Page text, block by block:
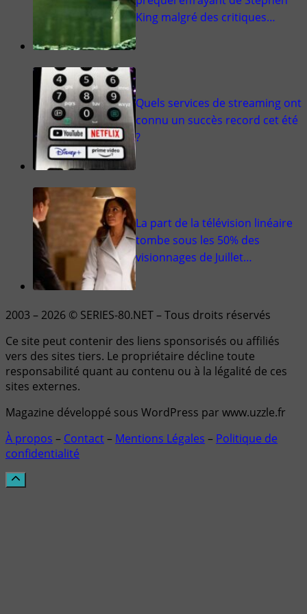
King malgré des critiques…
Quels services de streaming ont
connu un succès record cet été
?
La part de la télévision linéaire
tombe sous les 50% des
visionnages de Juillet…
2003 – 2026 © SERIES-80.NET – Tous droits réservés
Ce site peut contenir des liens sponsorisés ou affiliés
vers des sites tiers. Le propriétaire décline toute
responsabilité quant au contenu ou à la légalité de ces
sites externes.
Magazine développé sous WordPress par www.uzzle.fr
À propos – Contact– Mentions Légales – Politique de
confidentialité